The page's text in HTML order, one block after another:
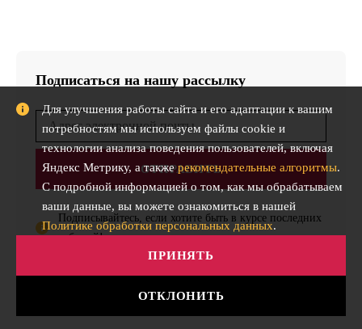
Подписаться на нашу рассылку
ОТПРАВИТЬ
Подписывайтесь, если хотите быть в курсе последних
событий!
Здесь пока нет ни одного комментария
Для улучшения работы сайта и его адаптации к вашим
потребностям мы используем файлы cookie и
технологии анализа поведения пользователей, включая
Яндекс Метрику, а такжерекомендательные алгоритмы.
С подробной информацией о том, как мы обрабатываем
ваши данные, вы можете ознакомиться в нашей
Политике обработки персональных данных.
ОТКЛОНИТЬ
ПРИНЯТЬ